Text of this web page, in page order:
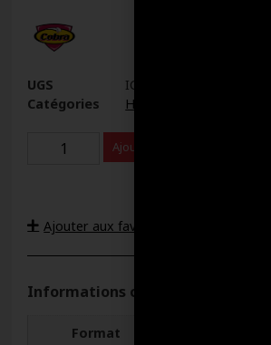
UGS
IC10815
Catégories
Huile Moteur Essence
Ajouter au panier
Ajouter aux favoris
Informations complémentaires
Format